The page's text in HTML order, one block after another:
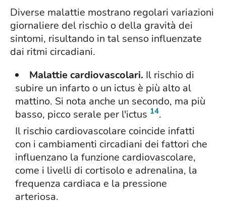
Diverse malattie mostrano regolari variazioni
giornaliere del rischio o della gravità dei
sintomi, risultando in tal senso influenzate
dai ritmi circadiani.
Malattie cardiovascolari. Il rischio di
subire un infarto o un ictus è più alto al
mattino. Si nota anche un secondo, ma più
basso, picco serale per l'ictus 14.
Il rischio cardiovascolare coincide infatti
con i cambiamenti circadiani dei fattori che
influenzano la funzione cardiovascolare,
come i livelli di cortisolo e adrenalina, la
frequenza cardiaca e la pressione
arteriosa.